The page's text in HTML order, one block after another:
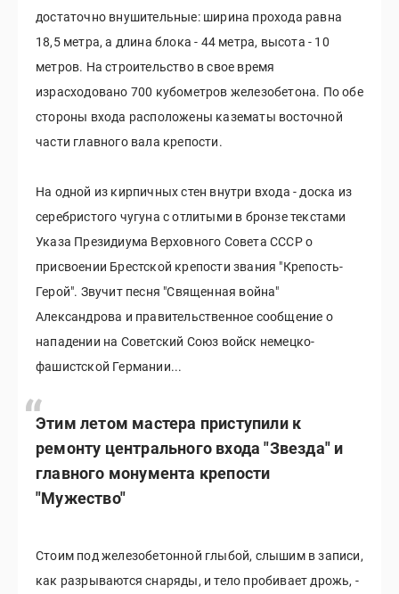
достаточно внушительные: ширина прохода равна
18,5 метра, а длина блока - 44 метра, высота - 10
метров. На строительство в свое время
израсходовано 700 кубометров железобетона. По обе
стороны входа расположены казематы восточной
части главного вала крепости.
На одной из кирпичных стен внутри входа - доска из
серебристого чугуна с отлитыми в бронзе текстами
Указа Президиума Верховного Совета СССР о
присвоении Брестской крепости звания "Крепость-
Герой". Звучит песня "Священная война"
Александрова и правительственное сообщение о
нападении на Советский Союз войск немецко-
фашистской Германии...
Этим летом мастера приступили к
ремонту центрального входа "Звезда" и
главного монумента крепости
"Мужество"
Стоим под железобетонной глыбой, слышим в записи,
как разрываются снаряды, и тело пробивает дрожь, -